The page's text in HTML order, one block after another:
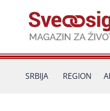
SRBIJA REGION